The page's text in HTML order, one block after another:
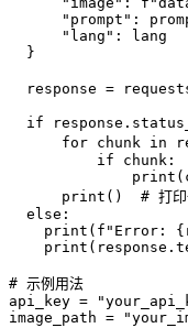
"prompt":
      "lang": lang
  }
response =
if
for chunk in
          if chunk:
print()  # 打印
  else:
print(f"Error:
# 示例用法
api_key =
image_path =